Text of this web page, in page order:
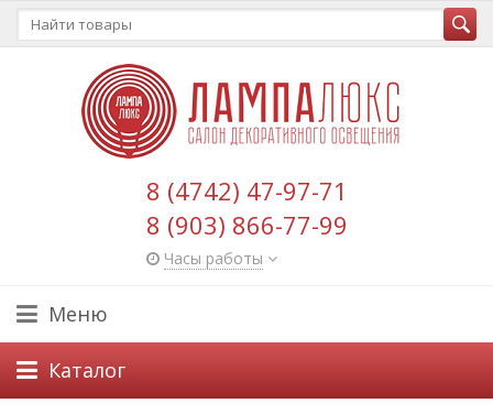
8 (4742) 47-97-71
8 (903) 866-77-99
Часы работы
Меню
Каталог